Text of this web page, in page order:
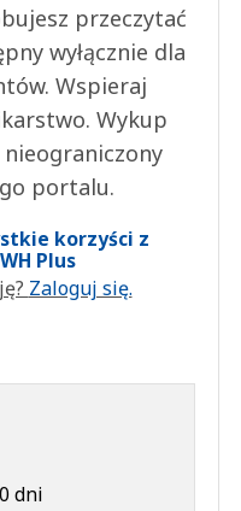
przeczytać
wyłącznie dla
Wspieraj
Wykup
portalu.
korzyści z
Plus
Zaloguj się.
dni